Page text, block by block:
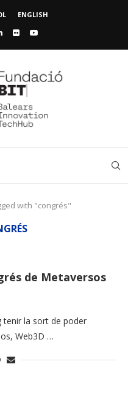
ENGLISH
with "congrés"
de Metaversos
tenir la sort de poder
Web3D …